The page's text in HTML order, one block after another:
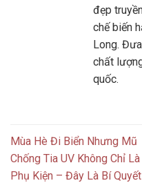
đẹp
chế biến
Long.
chất
quốc.
Mùa Hè Đi Biển Nhưng Mũ
Chống Tia UV Không Chỉ Là
Phụ Kiện – Đây Là Bí Quyết